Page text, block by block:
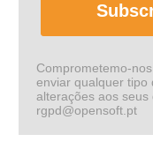
Comprometemo-
enviar qualquer tipo
alterações aos
rgpd@opensoft.pt